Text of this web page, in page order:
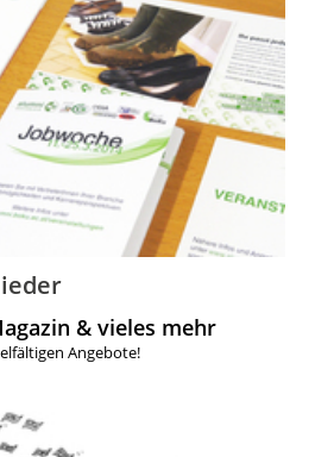
& vieles mehr
Angebote!